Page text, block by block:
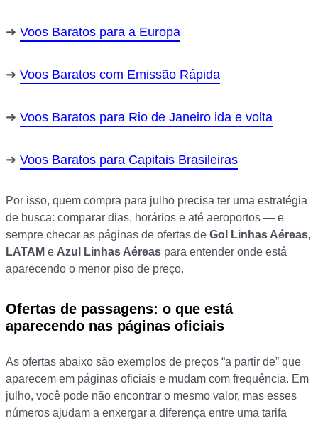
Voos Baratos para a Europa
Voos Baratos com Emissão Rápida
Voos Baratos para Rio de Janeiro ida e volta
Voos Baratos para Capitais Brasileiras
Por isso, quem compra para julho precisa ter uma estratégia
de busca: comparar dias, horários e até aeroportos — e
sempre checar as páginas de ofertas de Gol Linhas Aéreas,
LATAM e Azul Linhas Aéreas para entender onde está
aparecendo o menor piso de preço.
Ofertas de passagens: o que está
aparecendo nas páginas oficiais
As ofertas abaixo são exemplos de preços “a partir de” que
aparecem em páginas oficiais e mudam com frequência. Em
julho, você pode não encontrar o mesmo valor, mas esses
números ajudam a enxergar a diferença entre uma tarifa